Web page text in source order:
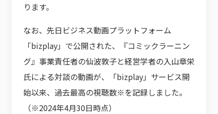
ります。
なお、先日ビジネス動画プラットフォーム
「bizplay」で公開された、『コミックラーニン
グ』事業責任者の仙波敦子と経営学者の入山章栄
氏による対談の動画が、「bizplay」サービス開
始以来、過去最高の視聴数※を記録しました。
（※2024年4月30日時点）